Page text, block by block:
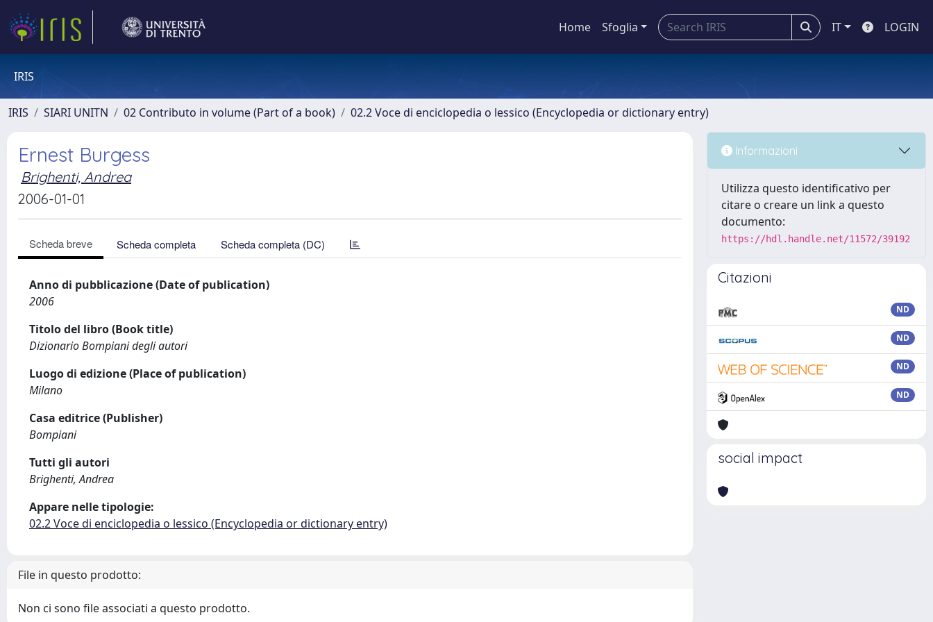
Home Sfoglia IT LOGIN
IRIS
IRIS SIARI UNITN 02 Contributo in volume (Part of a book) 02.2 Voce di enciclopedia o lessico (Encyclopedia or dictionary entry)
Ernest Burgess
Brighenti, Andrea
2006-01-01
Scheda breve Scheda completa Scheda completa (DC)
Anno di pubblicazione (Date of publication)
2006
Titolo del libro (Book title)
Dizionario Bompiani degli autori
Luogo di edizione (Place of publication)
Milano
Casa editrice (Publisher)
Bompiani
Tutti gli autori
Brighenti, Andrea
Appare nelle tipologie:
02.2 Voce di enciclopedia o lessico (Encyclopedia or dictionary entry)
File in questo prodotto:
Non ci sono file associati a questo prodotto.
Informazioni
Utilizza questo identificativo per
citare o creare un link a questo
documento:
https://hdl.handle.net/11572/39192
Citazioni
ND
ND
ND
ND
social impact